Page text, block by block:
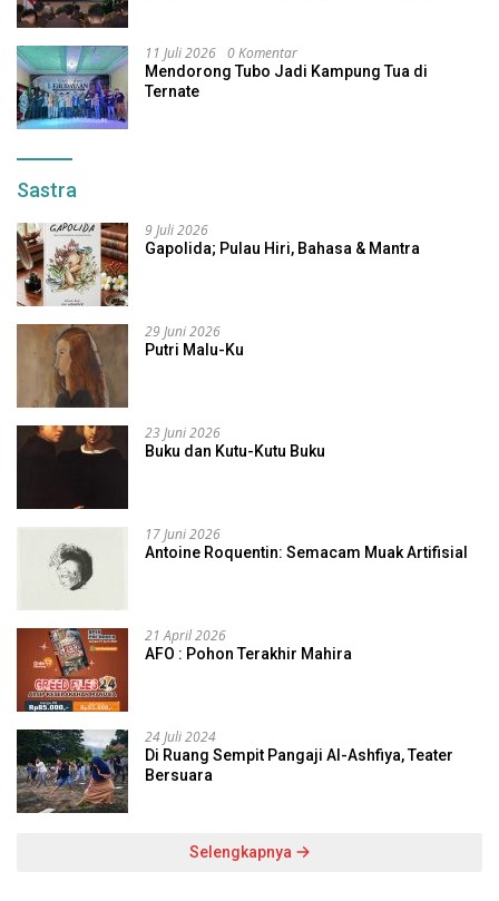
11 Juli 2026 0 Komentar
Mendorong Tubo Jadi Kampung Tua di
Ternate
Sastra
9 Juli 2026
Gapolida; Pulau Hiri, Bahasa & Mantra
29 Juni 2026
Putri Malu-Ku
23 Juni 2026
Buku dan Kutu-Kutu Buku
17 Juni 2026
Antoine Roquentin: Semacam Muak Artifisial
21 April 2026
AFO : Pohon Terakhir Mahira
24 Juli 2024
Di Ruang Sempit Pangaji Al-Ashfiya, Teater
Bersuara
Selengkapnya